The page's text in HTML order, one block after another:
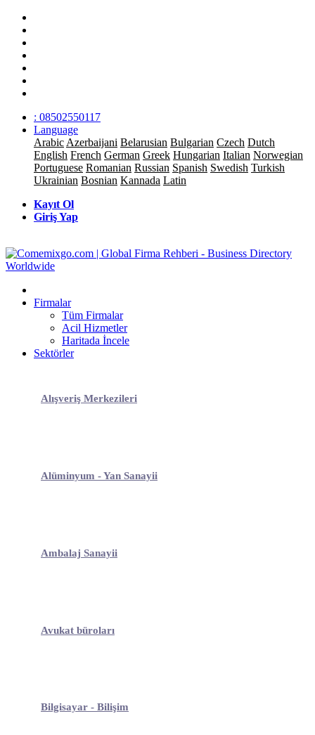
: 08502550117
Language
Arabic Azerbaijani Belarusian Bulgarian Czech Dutch
English French German Greek Hungarian Italian Norwegian
Portuguese Romanian Russian Spanish Swedish Turkish
Ukrainian Bosnian Kannada Latin
Kayıt Ol
Giriş Yap
Firmalar
Tüm Firmalar
Acil Hizmetler
Haritada İncele
Sektörler
Alışveriş Merkezileri
Alüminyum - Yan Sanayii
Ambalaj Sanayii
Avukat büroları
Bilgisayar - Bilişim